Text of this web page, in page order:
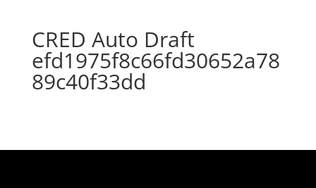
CRED Auto Draft
efd1975f8c66fd30652a78
89c40f33dd